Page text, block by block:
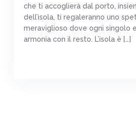
che ti accoglierà dal porto,
dell’isola, ti regaleranno uno
meraviglioso dove ogni singolo
armonia con il resto. L’isola è […]